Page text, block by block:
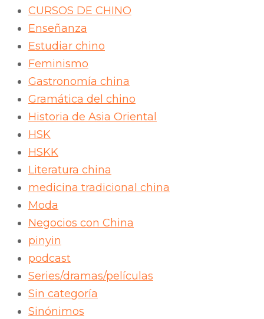
CURSOS DE CHINO
Enseñanza
Estudiar chino
Feminismo
Gastronomía china
Gramática del chino
Historia de Asia Oriental
HSK
HSKK
Literatura china
medicina tradicional china
Moda
Negocios con China
pinyin
podcast
Series/dramas/películas
Sin categoría
Sinónimos